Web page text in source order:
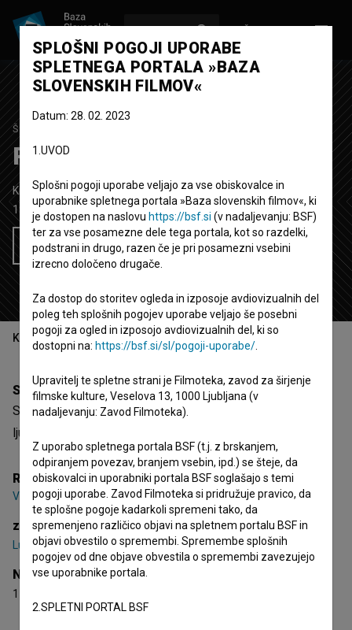
ŠTUDIJSKI PROJEKT
Razdejanje
Kratki igrani film
12' 2''
1990
Jugoslavija (Slovenija)
Želim si ogledati ta film
Kazalo
Sinopsis
Skupina mladih objestnežev vdre v stanovanje dveh
ljubimcev in naredi razdejanje.
Režija
Valentin Pečenko
zasedba
Ludvik Bagari,Miloš Battelino,Maruša Geymayer Oblak
Nagrade
1 nagrada
SPLOŠNI POGOJI UPORABE
SPLETNEGA PORTALA »BAZA
SLOVENSKIH FILMOV«
Datum: 28. 02. 2023
1.UVOD
Splošni pogoji uporabe veljajo za vse obiskovalce in
uporabnike spletnega portala »Baza slovenskih filmov«, ki
je dostopen na naslovu https://bsf.si (v nadaljevanju: BSF)
ter za vse posamezne dele tega portala, kot so razdelki,
podstrani in drugo, razen če je pri posamezni vsebini
izrecno določeno drugače.
Za dostop do storitev ogleda in izposoje avdiovizualnih del
poleg teh splošnih pogojev uporabe veljajo še posebni
pogoji za ogled in izposojo avdiovizualnih del, ki so
dostopni na: https://bsf.si/sl/pogoji-uporabe/
Upravitelj te spletne strani je Filmoteka, zavod za širjenje
filmske kulture, Veselova 13, 1000 Ljubljana (v
nadaljevanju: Zavod Filmoteka).
Z uporabo spletnega portala BSF (t.j. z brskanjem,
odpiranjem povezav, branjem vsebin, ipd.) se šteje, da
obiskovalci in uporabniki portala BSF soglašajo s temi
pogoji uporabe. Zavod Filmoteka si pridružuje pravico, da
te splošne pogoje kadarkoli spremeni tako, da
spremenjeno različico objavi na spletnem portalu BSF in
objavi obvestilo o spremembi. Spremembe splošnih
pogojev od dne objave obvestila o spremembi zavezujejo
vse uporabnike portala.
2.SPLETNI PORTAL BSF